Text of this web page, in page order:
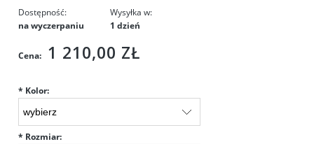
Dostępność:
na wyczerpaniu
Wysyłka w:
1 dzień
Cena: 1 210,00 ZŁ
* Kolor:
* Rozmiar: